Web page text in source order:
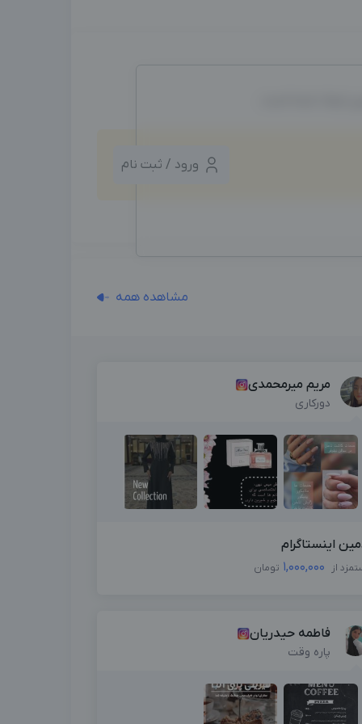
ایجاد شده است.
ورود / ثبت نام
مشاهده همه
مریم میرمحمدی
دورکاری
اینستاگرام
از 1,000,000 تومان
فاطمه حیدریان
پاره وقت